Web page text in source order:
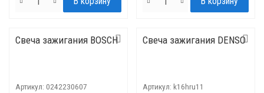
Свеча зажигания BOSCH
Артикул: 0242230607
Свеча зажигания DENSO
Артикул: k16hru11